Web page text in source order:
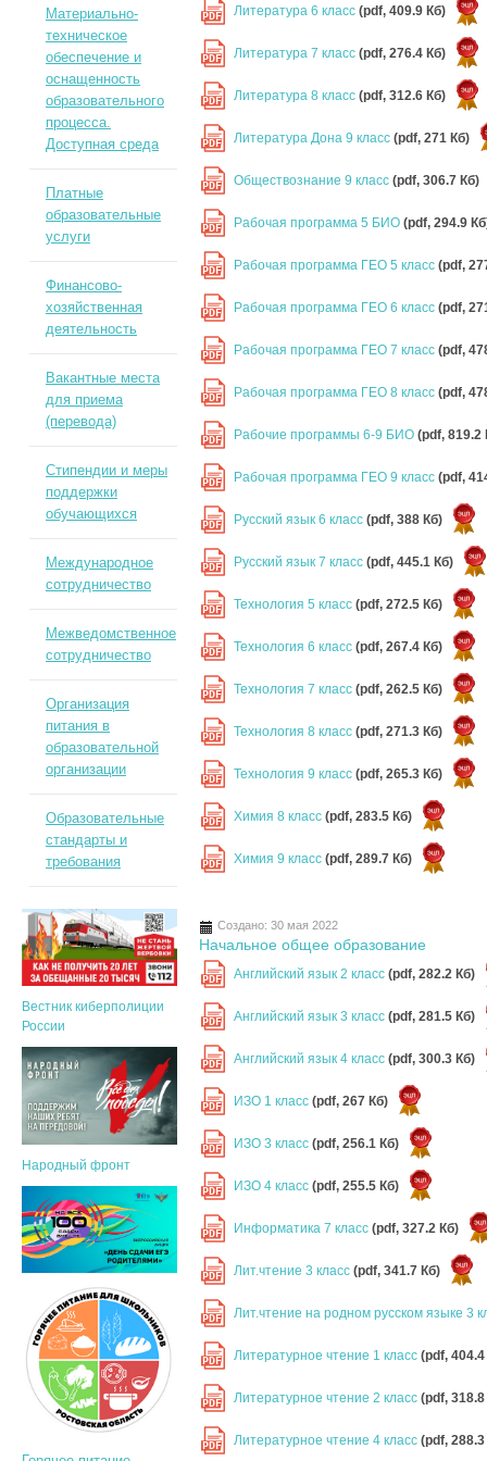
PDF Литература 6 класс(pdf, 409.9 Кб)
PDF Литература 7 класс(pdf, 276.4 Кб)
PDF Литература 8 класс(pdf, 312.6 Кб)
PDF Литература Дона 9 класс(pdf, 271 Кб)
PDF Обществознание 9 класс(pdf, 306.7 Кб)
PDF Рабочая программа 5 БИО(pdf, 294.9
PDF Рабочая программа ГЕО 5 класс(pdf,
PDF Рабочая программа ГЕО 6 класс(pdf,
PDF Рабочая программа ГЕО 7 класс(pdf,
PDF Рабочая программа ГЕО 8 класс(pdf,
PDF Рабочие программы 6-9 БИО(pdf, 819.2
PDF Рабочая программа ГЕО 9 класс(pdf,
PDF Русский язык 6 класс(pdf, 388 Кб)
PDF Русский язык 7 класс(pdf, 445.1 Кб)
PDF Технология 5 класс(pdf, 272.5 Кб)
PDF Технология 6 класс(pdf, 267.4 Кб)
PDF Технология 7 класс(pdf, 262.5 Кб)
PDF Технология 8 класс(pdf, 271.3 Кб)
PDF Технология 9 класс(pdf, 265.3 Кб)
PDF Химия 8 класс(pdf, 283.5 Кб)
PDF Химия 9 класс(pdf, 289.7 Кб)
Создано: 30 мая 2022
Начальное общее образование
PDF Английский язык 2 класс(pdf, 282.2 Кб)
PDF Английский язык 3 класс(pdf, 281.5 Кб)
PDF Английский язык 4 класс(pdf, 300.3 Кб)
PDF ИЗО 1 класс(pdf, 267 Кб)
PDF ИЗО 3 класс(pdf, 256.1 Кб)
PDF ИЗО 4 класс(pdf, 255.5 Кб)
PDF Информатика 7 класс(pdf, 327.2 Кб)
PDF Лит.чтение 3 класс(pdf, 341.7 Кб)
PDF Лит.чтение на родном русском языке 3
PDF Литературное чтение 1 класс(pdf,
PDF Литературное чтение 2 класс(pdf,
PDF Литературное чтение 4 класс(pdf,
Материально-
техническое
обеспечение и
оснащенность
образовательного
процесса.
Доступная среда
Платные
образовательные
услуги
Финансово-
хозяйственная
деятельность
Вакантные места
для приема
(перевода)
Стипендии и меры
поддержки
обучающихся
Международное
сотрудничество
Межведомственное
сотрудничество
Организация
питания в
образовательной
организации
Образовательные
стандарты и
требования
Вестник киберполиции
России
Народный фронт